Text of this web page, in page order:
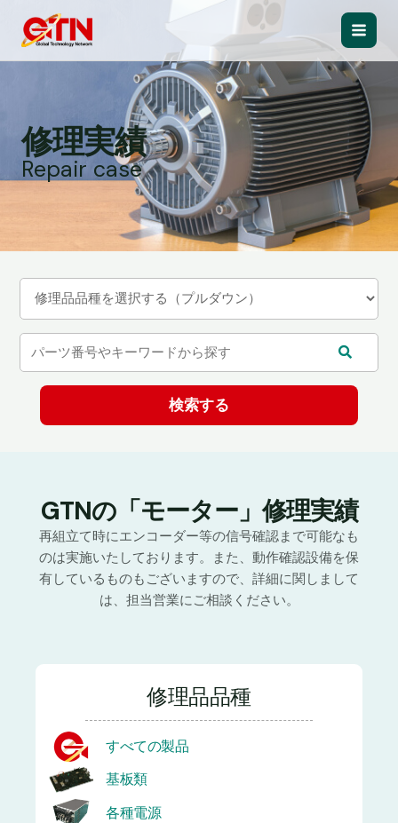
Main
修理実績
Repair case
GTNの「モーター」修理実績
再組立て時にエンコーダー等の信号確認まで可能なも
のは実施いたしております。また、動作確認設備を保
有しているものもございますので、詳細に関しまして
は、担当営業にご相談ください。
修理品品種
すべての製品
基板類
各種電源